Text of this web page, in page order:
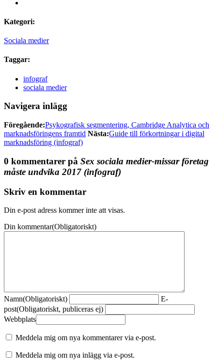
Kategori:
Sociala medier
Taggar:
infograf
sociala medier
Navigera inlägg
Föregående:Psykografisk segmentering, Cambridge Analytica och
marknadsföringens framtid Nästa:Guide till förkortningar i digital
marknadsföring (infograf)
0 kommentarer på Sex sociala medier-missar företag
måste undvika 2017 (infograf)
Skriv en kommentar
Din e-post adress kommer inte att visas.
Din kommentar(Obligatoriskt)
Namn(Obligatoriskt)
E-
post(Obligatoriskt, publiceras ej)
Webbplats
Meddela mig om nya kommentarer via e-post.
Meddela mig om nya inlägg via e-post.